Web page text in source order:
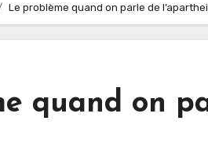
Le problème quand on parle de
quand on